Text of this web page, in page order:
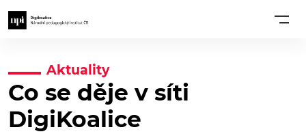
Aktuality
Co se děje v síti
DigiKoalice